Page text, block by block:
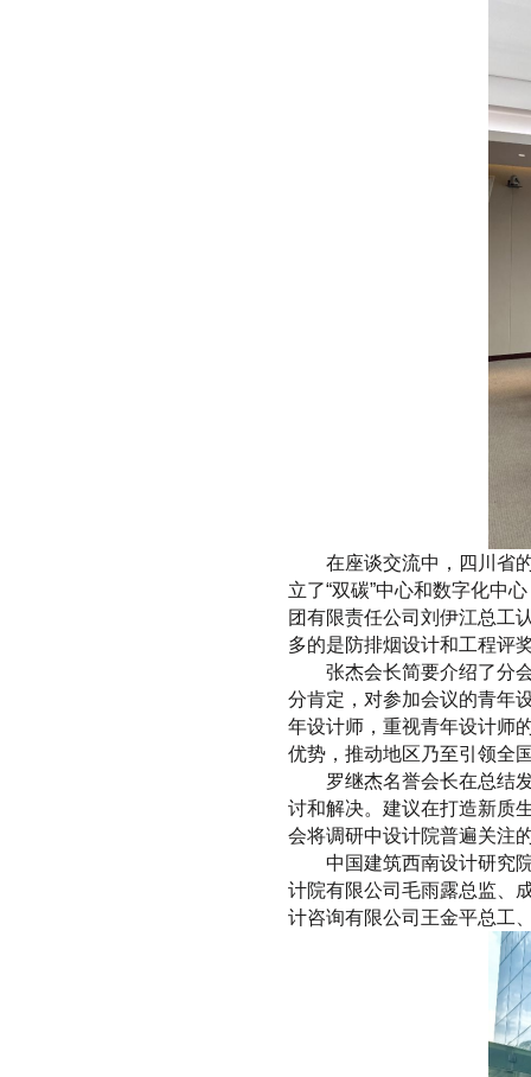
在座谈交流中，四川省
立了“双碳”中心和数字化中
团有限责任公司刘伊江总工
多的是防排烟设计和工程评
张杰会长简要介绍了分
分肯定，对参加会议的青年
年设计师，重视青年设计师
优势，推动地区乃至引领全
罗继杰名誉会长在总结
讨和解决。建议在打造新质
会将调研中设计院普遍关注
中国建筑西南设计研究
计院有限公司毛雨露总监、
计咨询有限公司王金平总工